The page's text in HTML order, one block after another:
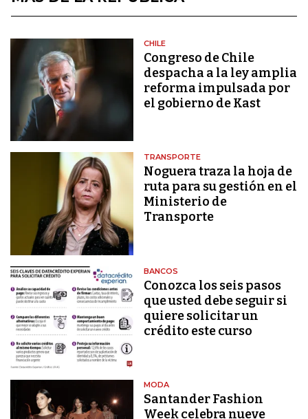
CHILE
Congreso de Chile
despacha a la ley amplia
reforma impulsada por
el gobierno de Kast
TRANSPORTE
Noguera traza la hoja de
ruta para su gestión en el
Ministerio de
Transporte
BANCOS
Conozca los seis pasos
que usted debe seguir si
quiere solicitar un
crédito este curso
MODA
Santander Fashion
Week celebra nueve